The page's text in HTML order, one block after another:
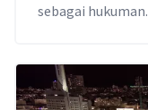
sebagai hukuman.